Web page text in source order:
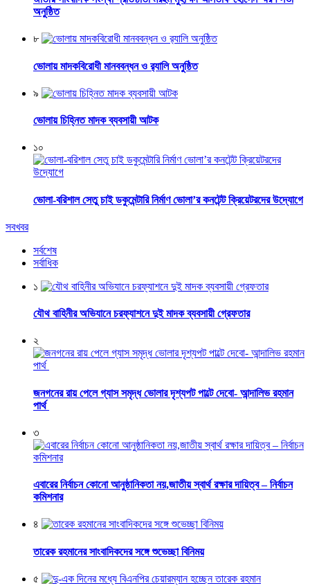
অনুষ্ঠিত
৮
ভোলায় মাদকবিরোধী মানববন্ধন ও র‌্যালি অনুষ্ঠিত
৯
ভোলায় চিহ্নিত মাদক ব্যবসায়ী আটক
১০
ভোলা-বরিশাল সেতু চাই ডকুমেন্টারি নির্মাণ ভোলা’র কনটেন্ট ক্রিয়েটরদের উদ্যোগে
সবখবর
সর্বশেষ
সর্বাধিক
১
যৌথ বাহিনীর অভিযানে চরফ্যাশনে দুই মাদক ব্যবসায়ী গ্রেফতার
২
জনগনের রায় পেলে গ্যাস সমৃদ্ধ ভোলার দৃশ্যপট পাল্টে দেবো- আন্দালিভ রহমান
পার্থ
৩
এবারের নির্বাচন কোনো আনুষ্ঠানিকতা নয়,জাতীয় স্বার্থ রক্ষার দায়িত্ব – নির্বাচন
কমিশনার
৪
তারেক রহমানের সাংবাদিকদের সঙ্গে শুভেচ্ছা বিনিময়
৫